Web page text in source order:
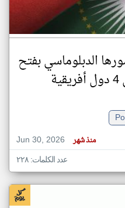
الدبلوماسي بفتح
Jun 30, 2026
منذ شهر
عدد الكلمات: ٢٢٨